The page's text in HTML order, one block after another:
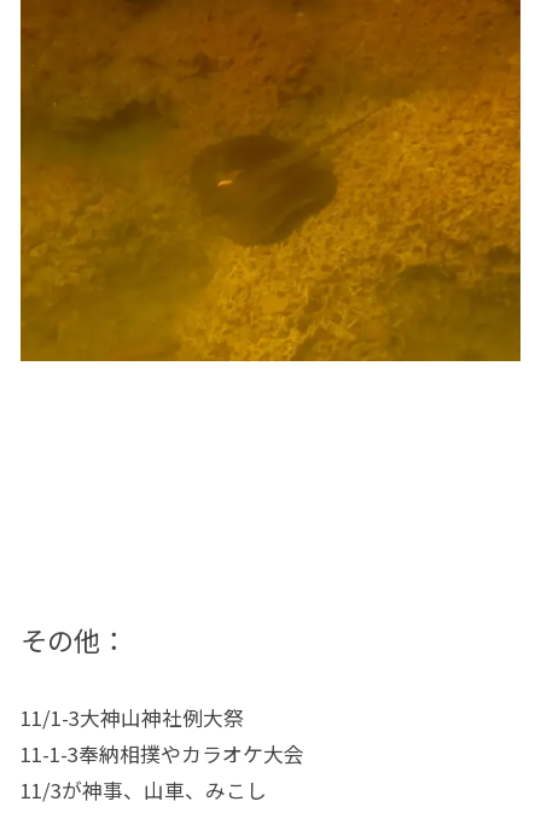
その他：
11/1-3大神山神社例大祭
11-1-3奉納相撲やカラオケ大会
11/3が神事、山車、みこし